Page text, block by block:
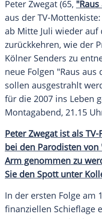
Peter Zwegat (65,
aus der TV-
ab Mitte Juli wieder
zurückkehren, wie der
Kölner Senders zu
neue Folgen "Raus
sollen ausgestrahlt
für die 2007 ins Leben
Montagabend, 21.15
Peter Zwegat ist als
bei den Parodisten
Arm genommen zu
Sie den Spottunter
In der ersten Folge am
finanziellen Schieflage